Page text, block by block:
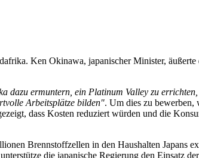
Ken Okinawa, japanischer Minister, äußerte
dazu ermuntern, ein Platinum Valley zu
Arbeitsplätze bilden". Um dies zu bewerben,
dass Kosten reduziert würden und die
Brennstoffzellen in den Haushalten Japans
die japanische Regierung den Einsatz